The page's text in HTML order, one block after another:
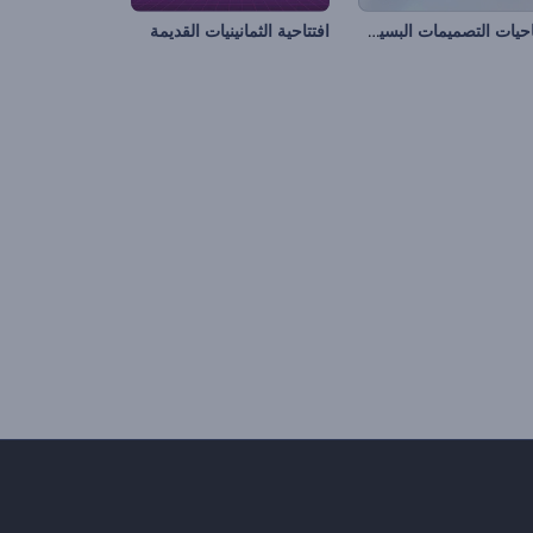
افتتاحيات التصميمات البسيطة افتتاحية الثمانينيات القديمة